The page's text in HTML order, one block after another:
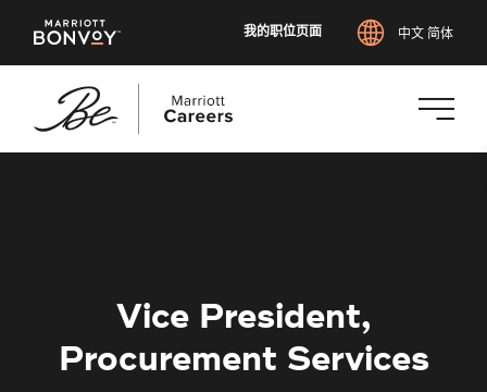
我的职位页面 中文 简体
Vice President,
Procurement Services